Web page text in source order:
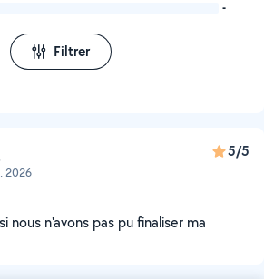
-
Filtrer
2026
5/5
nous n'avons pas pu finaliser ma